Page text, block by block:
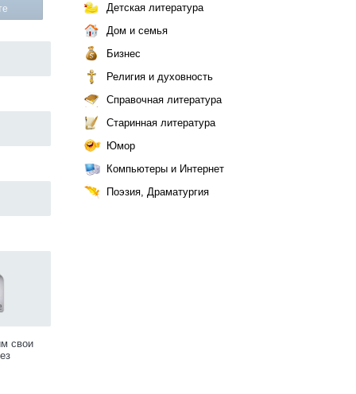
свои
Детская литература
Дом и семья
Бизнес
Религия и духовность
Справочная литература
Старинная литература
Юмор
Компьютеры и Интернет
Поэзия, Драматургия